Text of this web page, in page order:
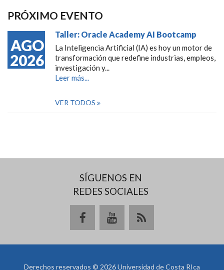
PRÓXIMO EVENTO
AGO
2026
Taller: Oracle Academy AI Bootcamp
La Inteligencia Artificial (IA) es hoy un motor de
transformación que redefine industrias, empleos,
investigación y...
Leer más...
VER TODOS
SÍGUENOS EN
REDES SOCIALES
Derechos reservados © 2026 Universidad de Costa RIca